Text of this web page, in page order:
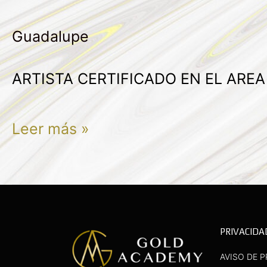
Guadalupe
ARTISTA CERTIFICADO EN EL
GAMEZ
CAMPOS
Leer más »
AVISO DE